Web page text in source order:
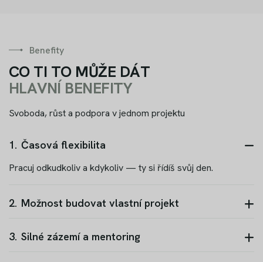
Benefity
CO TI TO MŮŽE DÁT
HLAVNÍ BENEFITY
Svoboda, růst a podpora v jednom projektu
1. Časová flexibilita
Pracuj odkudkoliv a kdykoliv — ty si řídíš svůj den.
2. Možnost budovat vlastní projekt
3. Silné zázemí a mentoring